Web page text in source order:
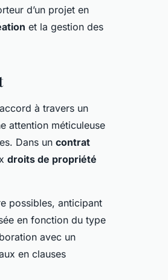
d’un projet en
et la gestion des
à travers un
attention méticuleuse
Dans un contrat
droits de propriété
possibles, anticipant
en fonction du type
avec un
en clauses